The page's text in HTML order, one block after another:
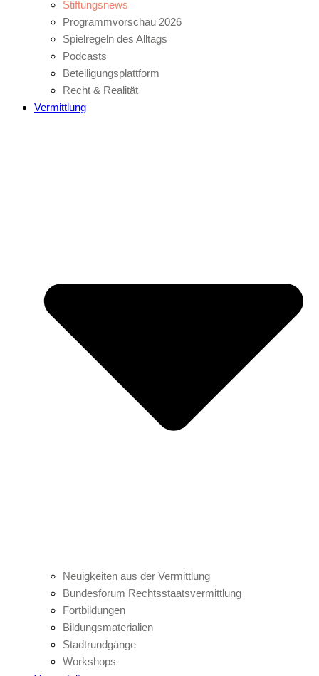
Stiftungsnews
Programmvorschau 2026
Spielregeln des Alltags
Podcasts
Beteiligungsplattform
Recht & Realität
Vermittlung
Neuigkeiten aus der Vermittlung
Bundesforum Rechtsstaatsvermittlung
Fortbildungen
Bildungsmaterialien
Stadtrundgänge
Workshops